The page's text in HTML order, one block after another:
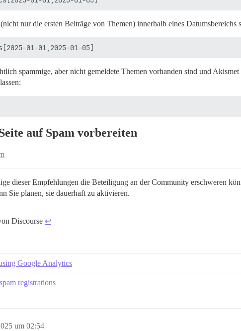
nur die ersten Beiträge von Themen) innerhalb eines
spammige, aber nicht gemeldete Themen vorhanden sind und
auf Spam vorbereiten
dieser Empfehlungen die Beteiligung an der Community erschweren
Sie planen, sie dauerhaft zu aktivieren.
Discourse ↩︎
Google Analytics
registrations
um 02:54